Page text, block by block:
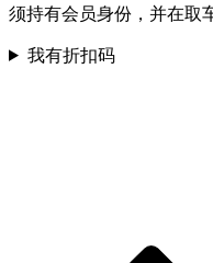
须持有会员身份，并在取
我有折扣码